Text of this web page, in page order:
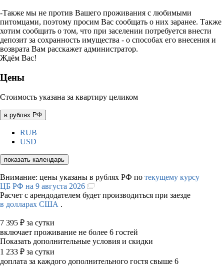
-Также мы не против Вашего проживания с любимыми
питомцами, поэтому просим Вас сообщать о них заранее. Также
хотим сообщить о том, что при заселении потребуется внести
депозит за сохранность имущества - о способах его внесения и
возврата Вам расскажет администратор.
Ждём Вас!
Цены
Стоимость указана за квартиру целиком
в рублях РФ
RUB
USD
показать календарь
Внимание: цены указаны в рублях РФ по текущему курсу
ЦБ РФ на 9 августа 2026
Расчет с арендодателем будет производиться при заезде
в долларах США .
7 395 ₽ за сутки
включает проживание не более 6 гостей
Показать дополнительные условия и скидки
1 233 ₽ за сутки
доплата за каждого дополнительного гостя свыше 6